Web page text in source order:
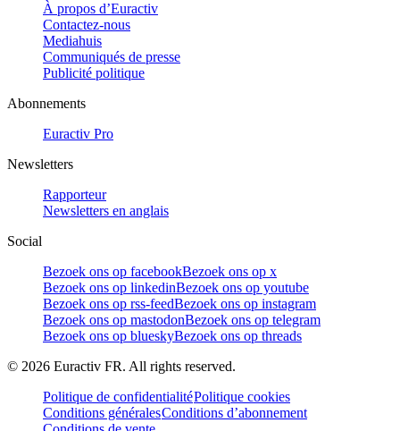
À propos d’Euractiv
Contactez-nous
Mediahuis
Communiqués de presse
Publicité politique
Abonnements
Euractiv Pro
Newsletters
Rapporteur
Newsletters en anglais
Social
Bezoek ons op facebookBezoek ons op x
Bezoek ons op linkedinBezoek ons op youtube
Bezoek ons op rss-feedBezoek ons op instagram
Bezoek ons op mastodonBezoek ons op telegram
Bezoek ons op blueskyBezoek ons op threads
© 2026 Euractiv FR. All rights reserved.
Politique de confidentialitéPolitique cookies
Conditions généralesConditions d’abonnement